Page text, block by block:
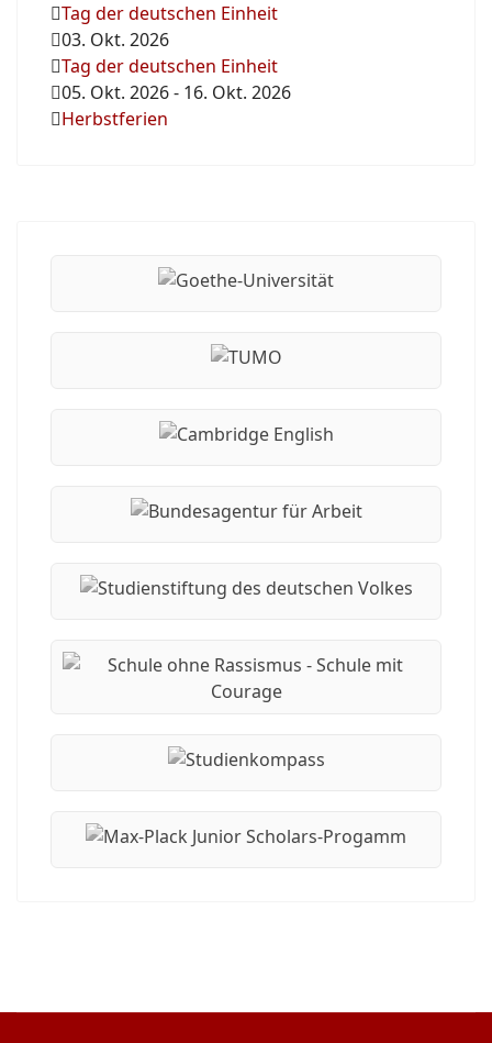
Tag der deutschen Einheit
03. Okt. 2026
Tag der deutschen Einheit
05. Okt. 2026- 16. Okt. 2026
Herbstferien